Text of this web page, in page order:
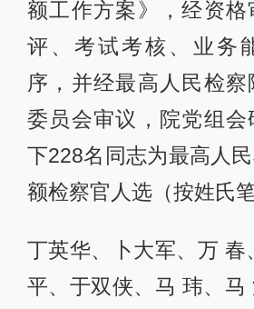
额工作方案》，经资格
评、考试考核、业务
序，并经最高人民检
委员会审议，院党组会
下228名同志为最高人
额检察官人选（按姓氏
丁英华、卜大军、万 春
平、于双侠、马 玮、马